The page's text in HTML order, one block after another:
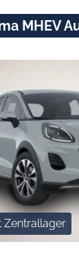
MHEV
Zentrallager